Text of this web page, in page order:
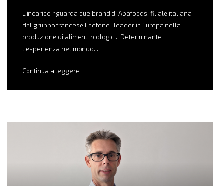
L’incarico riguarda due brand di Abafoods, filiale italiana
del gruppo francese Ecotone, leader in Europa nella
produzione di alimenti biologici. Determinante
l’esperienza nel mondo...
Continua a leggere